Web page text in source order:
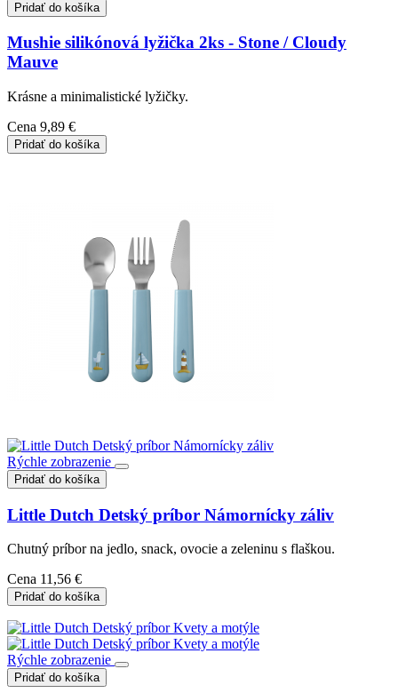
Pridať do košíka
Mushie silikónová lyžička 2ks - Stone / Cloudy
Mauve
Krásne a minimalistické lyžičky.
Cena 9,89 €
Pridať do košíka
Rýchle zobrazenie
Pridať do košíka
Little Dutch Detský príbor Námornícky záliv
Chutný príbor na jedlo, snack, ovocie a zeleninu s flaškou.
Cena 11,56 €
Pridať do košíka
Rýchle zobrazenie
Pridať do košíka